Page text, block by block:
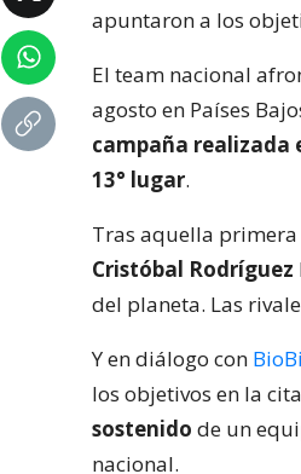
apuntaron a los
El team nacional
agosto en Países
campaña realizada
13° lugar.
Tras aquella
Cristóbal Rodríguez
del planeta. Las
Y en diálogo con
los objetivos en la
sostenido de un
nacional.